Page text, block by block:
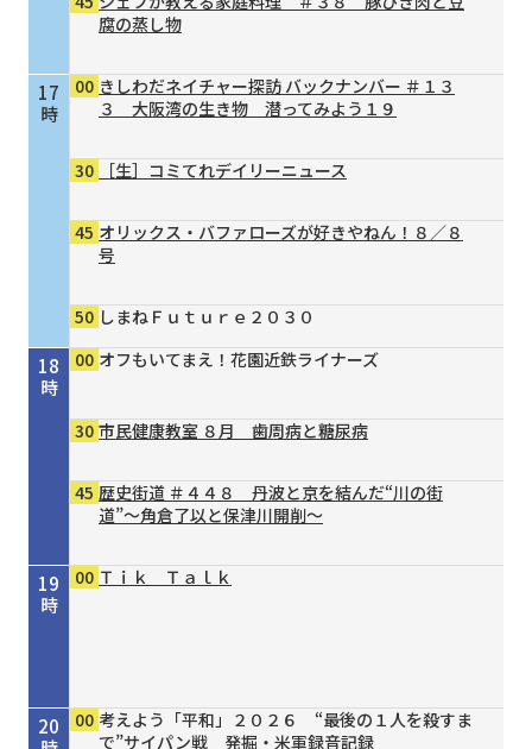
17
時
18
時
19
時
20
腐の蒸し物
00 きしわだネイチャー探訪 バックナンバー ＃１３
３ 大阪湾の生き物 潜ってみよう１９
30 ［生］コミてれデイリーニュース
45 オリックス・バファローズが好きやねん！８／８
号
50 しまねＦｕｔｕｒｅ２０３０
00 オフもいてまえ！花園近鉄ライナーズ
30 市民健康教室 ８月 歯周病と糖尿病
45 歴史街道 ＃４４８ 丹波と京を結んだ“川の街
道”～角倉了以と保津川開削～
00 Ｔｉｋ Ｔａｌｋ
00 考えよう「平和」２０２６ “最後の１人を殺すま
で”サイパン戦 発掘・米軍録音記録